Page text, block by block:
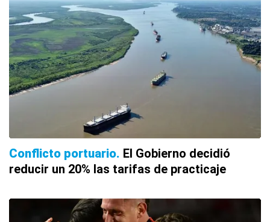
Conflicto portuario El Gobierno decidió
reducir un 20% las tarifas de practicaje